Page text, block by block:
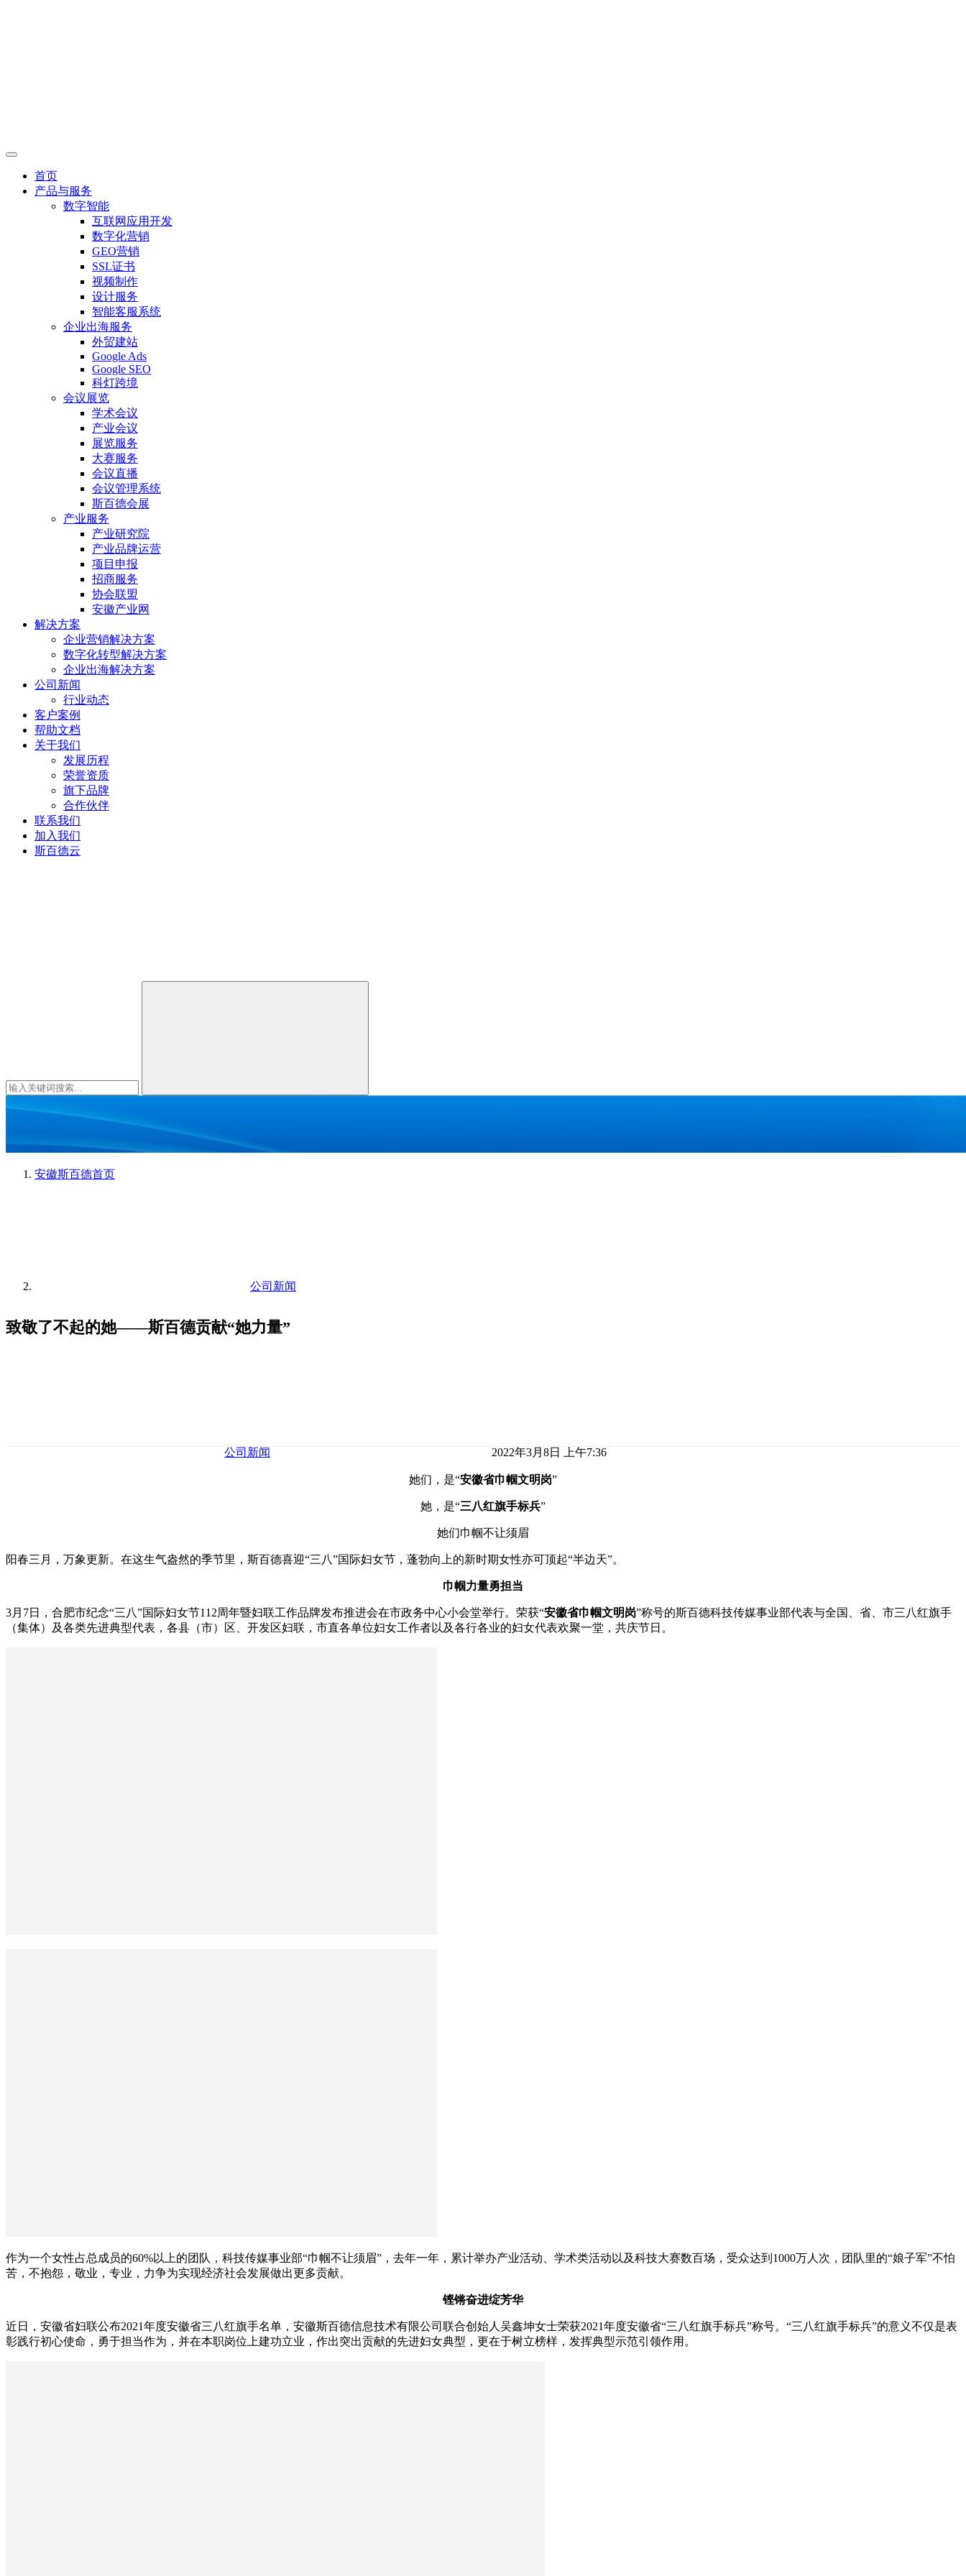
首页
产品与服务
数字智能
互联网应用开发
数字化营销
GEO营销
SSL证书
视频制作
设计服务
智能客服系统
企业出海服务
外贸建站
Google Ads
Google SEO
科灯跨境
会议展览
学术会议
产业会议
展览服务
大赛服务
会议直播
会议管理系统
斯百德会展
产业服务
产业研究院
产业品牌运营
项目申报
招商服务
协会联盟
安徽产业网
解决方案
企业营销解决方案
数字化转型解决方案
企业出海解决方案
公司新闻
行业动态
客户案例
帮助文档
关于我们
发展历程
荣誉资质
旗下品牌
合作伙伴
联系我们
加入我们
斯百德云
安徽斯百德首页
公司新闻
致敬了不起的她——斯百德贡献“她力量”
公司新闻 2022年3月8日 上午7:36
她们，是“安徽省巾帼文明岗”
她，是“三八红旗手标兵”
她们巾帼不让须眉
阳春三月，万象更新。在这生气盎然的季节里，斯百德喜迎“三八”国际妇女节，蓬勃向上的新时期女性亦可顶起“半边天”。
巾帼力量勇担当
3月7日，合肥市纪念“三八”国际妇女节112周年暨妇联工作品牌发布推进会在市政务中心小会堂举行。荣获“安徽省巾帼文明岗”称号的斯百德科技传媒事业部代表与全国、省、市三八红旗手
（集体）及各类先进典型代表，各县（市）区、开发区妇联，市直各单位妇女工作者以及各行各业的妇女代表欢聚一堂，共庆节日。
作为一个女性占总成员的60%以上的团队，科技传媒事业部“巾帼不让须眉”，去年一年，累计举办产业活动、学术类活动以及科技大赛数百场，受众达到1000万人次，团队里的“娘子军”不怕
苦，不抱怨，敬业，专业，力争为实现经济社会发展做出更多贡献。
铿锵奋进绽芳华
近日，安徽省妇联公布2021年度安徽省三八红旗手名单，安徽斯百德信息技术有限公司联合创始人吴鑫坤女士荣获2021年度安徽省“三八红旗手标兵”称号。“三八红旗手标兵”的意义不仅是表
彰践行初心使命，勇于担当作为，并在本职岗位上建功立业，作出突出贡献的先进妇女典型，更在于树立榜样，发挥典型示范引领作用。